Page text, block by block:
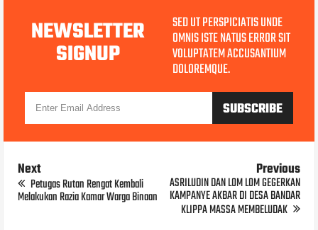
NEWSLETTER
SIGNUP
SED UT PERSPICIATIS UNDE
OMNIS ISTE NATUS ERROR SIT
VOLUPTATEM ACCUSANTIUM
DOLOREMQUE.
Next
Petugas Rutan Rengat Kembali
Melakukan Razia Kamar Warga Binaan
Previous
ASRILUDIN DAN LOM LOM GEGERKAN
KAMPANYE AKBAR DI DESA BANDAR
KLIPPA MASSA MEMBELUDAK